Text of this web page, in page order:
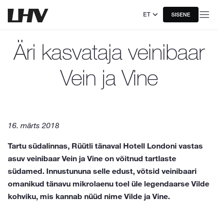
ET SISENE
Äri kasvataja veinibaar
Vein ja Vine
16. märts 2018
Tartu südalinnas, Rüütli tänaval Hotell Londoni vastas
asuv veinibaar Vein ja Vine on võitnud tartlaste
südamed. Innustununa selle edust, võtsid veinibaari
omanikud tänavu mikrolaenu toel üle legendaarse Vilde
kohviku, mis kannab nüüd nime Vilde ja Vine.